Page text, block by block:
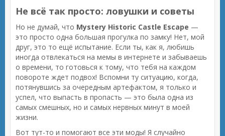
Не всё так просто: ловушки и советы
Но не думай, что Mystery Historic Castle Escape —
это просто одна большая прогулка по замку! Нет, мой
друг, это то ещё испытание. Если ты, как я, любишь
иногда отвлекаться на мемы в интернете и забываешь
о времени, то готовься к тому, что тебя на каждом
повороте ждет подвох! Вспомни ту ситуацию, когда,
потянувшись за очередным артефактом, я только и
успел, что выпасть в пропасть — это была одна из
самых смешных, но и самых нервных минут в моей
жизни.
Вот тут-то и помогают все эти моды! Я случайно